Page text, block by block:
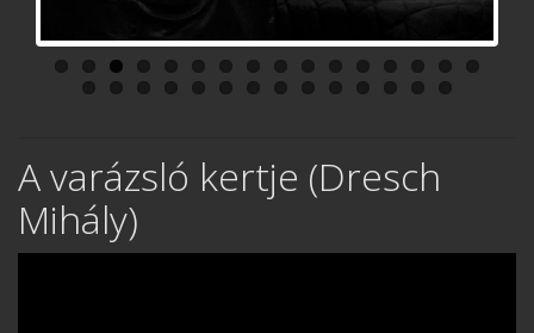
A varázsló kertje (Dresch
Mihály)